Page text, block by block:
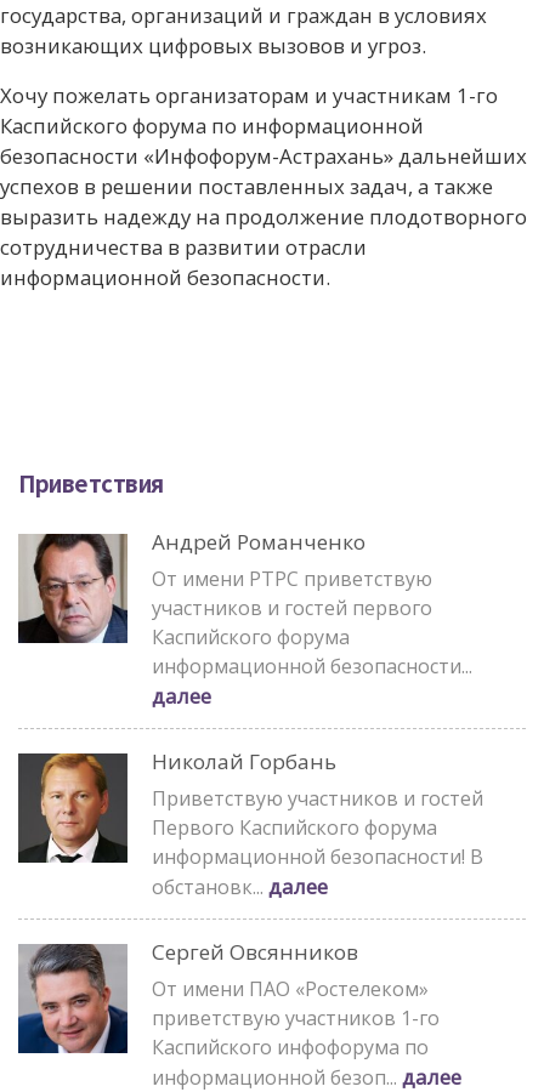
государства, организаций и граждан в условиях
возникающих цифровых вызовов и угроз.
Хочу пожелать организаторам и участникам 1-го
Каспийского форума по информационной
безопасности «Инфофорум-Астрахань» дальнейших
успехов в решении поставленных задач, а также
выразить надежду на продолжение плодотворного
сотрудничества в развитии отрасли
информационной безопасности.
Приветствия
Андрей Романченко
От имени РТРС приветствую
участников и гостей первого
Каспийского форума
информационной безопасности...
далее
Николай Горбань
Приветствую участников и гостей
Первого Каспийского форума
информационной безопасности! В
обстановк... далее
Сергей Овсянников
От имени ПАО «Ростелеком»
приветствую участников 1-го
Каспийского инфофорума по
информационной безоп... далее